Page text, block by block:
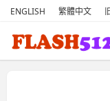
ENGLISH 繁體中文